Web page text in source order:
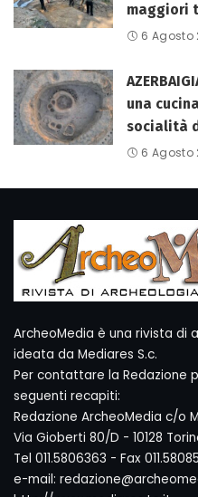
maggiori
6 Agosto
una
socialità
6 Agosto
ArcheoMedia è una rivista di
ideata da Mediares S.c.
Per contattare la Redazione
seguenti recapiti:
Redazione ArcheoMedia c/o
Via Gioberti 80/D - 10128
Tel 011.5806363 - Fax
e-mail: